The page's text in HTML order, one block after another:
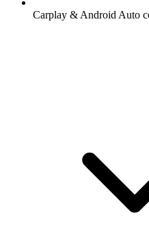
Carplay & Android Auto